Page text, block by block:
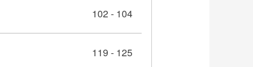
102 - 104
119 - 125